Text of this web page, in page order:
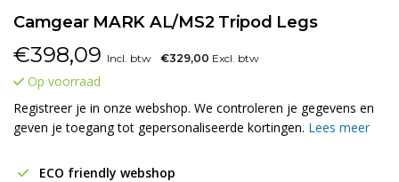
Camgear MARK AL/MS2 Tripod Legs
€398,09 Incl. btw €329,00 Excl. btw
Op voorraad
Registreer je in onze webshop. We controleren je gegevens en
geven je toegang tot gepersonaliseerde kortingen. Lees meer
ECO friendly webshop